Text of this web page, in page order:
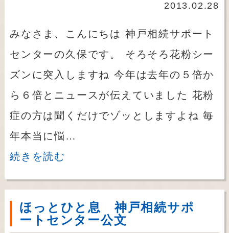
2013.02.28
みなさま、こんにちは 神戸相続サポート
センターの久保です。 そろそろ花粉シー
ズンに突入しますね 今年は去年の５倍か
ら６倍とニュースが伝えていました 花粉
症の方は聞くだけでゾッとしますよね 毎
年本当に悩…
続きを読む
ほっとひと息 神戸相続サポ
ートセンター公文